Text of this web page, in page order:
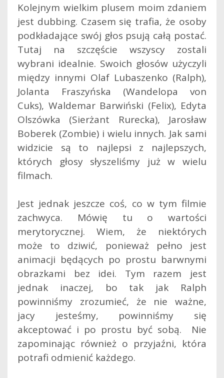
Kolejnym wielkim plusem moim zdaniem
jest dubbing. Czasem się trafia, że osoby
podkładające swój głos psują całą postać.
Tutaj na szczęście wszyscy zostali
wybrani idealnie. Swoich głosów użyczyli
między innymi Olaf Lubaszenko (Ralph),
Jolanta Fraszyńska (Wandelopa von
Cuks), Waldemar Barwiński (Felix), Edyta
Olszówka (Sierżant Rurecka), Jarosław
Boberek (Zombie) i wielu innych. Jak sami
widzicie są to najlepsi z najlepszych,
których głosy słyszeliśmy już w wielu
filmach.
Jest jednak jeszcze coś, co w tym filmie
zachwyca. Mówię tu o wartości
merytorycznej. Wiem, że niektórych
może to dziwić, ponieważ pełno jest
animacji będących po prostu barwnymi
obrazkami bez idei. Tym razem jest
jednak inaczej, bo tak jak Ralph
powinniśmy zrozumieć, że nie ważne,
jacy jesteśmy, powinniśmy się
akceptować i po prostu być sobą. Nie
zapominając również o przyjaźni, która
potrafi odmienić każdego.